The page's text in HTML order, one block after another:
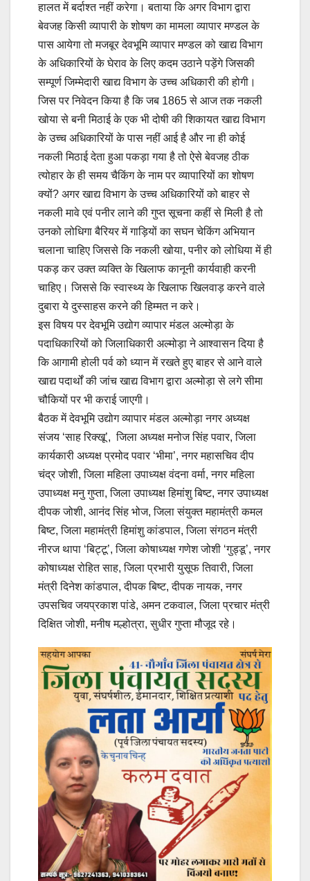
हालत में बर्दाश्त नहीं करेगा। बताया कि अगर विभाग द्वारा
बेवजह किसी व्यापारी के शोषण का मामला व्यापार मण्डल के
पास आयेगा तो मजबूर देवभूमि व्यापार मण्डल को खाद्य विभाग
के अधिकारियों के घेराव के लिए कदम उठाने पड़ेंगे जिसकी
सम्पूर्ण जिम्मेदारी खाद्य विभाग के उच्च अधिकारी की होगी।
जिस पर निवेदन किया है कि जब 1865 से आज तक नकली
खोया से बनी मिठाई के एक भी दोषी की शिकायत खाद्य विभाग
के उच्च अधिकारियों के पास नहीं आई है और ना ही कोई
नकली मिठाई देता हुआ पकड़ा गया है तो ऐसे बेवजह ठीक
त्योहार के ही समय चैकिंग के नाम पर व्यापारियों का शोषण
क्यों? अगर खाद्य विभाग के उच्च अधिकारियों को बाहर से
नकली मावे एवं पनीर लाने की गुप्त सूचना कहीं से मिली है तो
उनको लोधिगा बैरियर में गाड़ियों का सघन चेकिंग अभियान
चलाना चाहिए जिससे कि नकली खोया, पनीर को लोधिया में ही
पकड़ कर उक्त व्यक्ति के खिलाफ कानूनी कार्यवाही करनी
चाहिए। जिससे कि स्वास्थ्य के खिलाफ खिलवाड़ करने वाले
दुबारा ये दुस्साहस करने की हिम्मत न करे‌।
इस विषय पर देवभूमि उद्योग व्यापार मंडल अल्मोड़ा के
पदाधिकारियों को जिलाधिकारी अल्मोड़ा ने आश्वासन दिया है
कि आगामी होली पर्व को ध्यान में रखते हुए बाहर से आने वाले
खाद्य पदार्थों की जांच खाद्य विभाग द्वारा अल्मोड़ा से लगे सीमा
चौकियों पर भी कराई जाएगी।
बैठक में देवभूमि उद्योग व्यापार मंडल अल्मोड़ा नगर अध्यक्ष
संजय ‘साह रिक्खू’, जिला अध्यक्ष मनोज सिंह पवार, जिला
कार्यकारी अध्यक्ष प्रमोद पवार ‘भीमा’, नगर महासचिव दीप
चंद्र जोशी, जिला महिला उपाध्यक्ष वंदना वर्मा, नगर महिला
उपाध्यक्ष मनु गुप्ता, जिला उपाध्यक्ष हिमांशु बिष्ट, नगर उपाध्यक्ष
दीपक जोशी, आनंद सिंह भोज, जिला संयुक्त महामंत्री कमल
बिष्ट, जिला महामंत्री हिमांशु कांडपाल, जिला संगठन मंत्री
नीरज थापा ‘बिट्टू’, जिला कोषाध्यक्ष गणेश जोशी ‘गुड्डू’, नगर
कोषाध्यक्ष रोहित साह, जिला प्रभारी युसूफ तिवारी, जिला
मंत्री दिनेश कांडपाल, दीपक बिष्ट, दीपक नायक, नगर
उपसचिव जयप्रकाश पांडे, अमन टकवाल, जिला प्रचार मंत्री
दिक्षित जोशी, मनीष मल्होत्रा, सुधीर गुप्ता मौजूद रहे।